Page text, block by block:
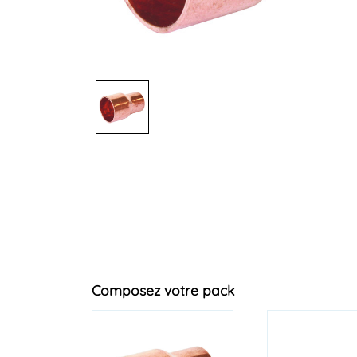
Composez votre pack